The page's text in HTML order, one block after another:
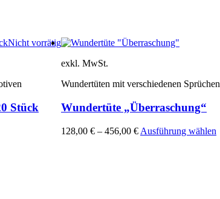
Nicht vorrätig
Stück
exkl. MwSt.
Wundertüten mit verschiedenen Sprüchen
Wundertüte „Überraschung“
128,00 € – 456,00 € Ausführung wählen